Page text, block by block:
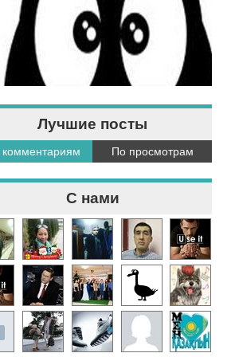
Лучшие посты
По просмотрам
С нами